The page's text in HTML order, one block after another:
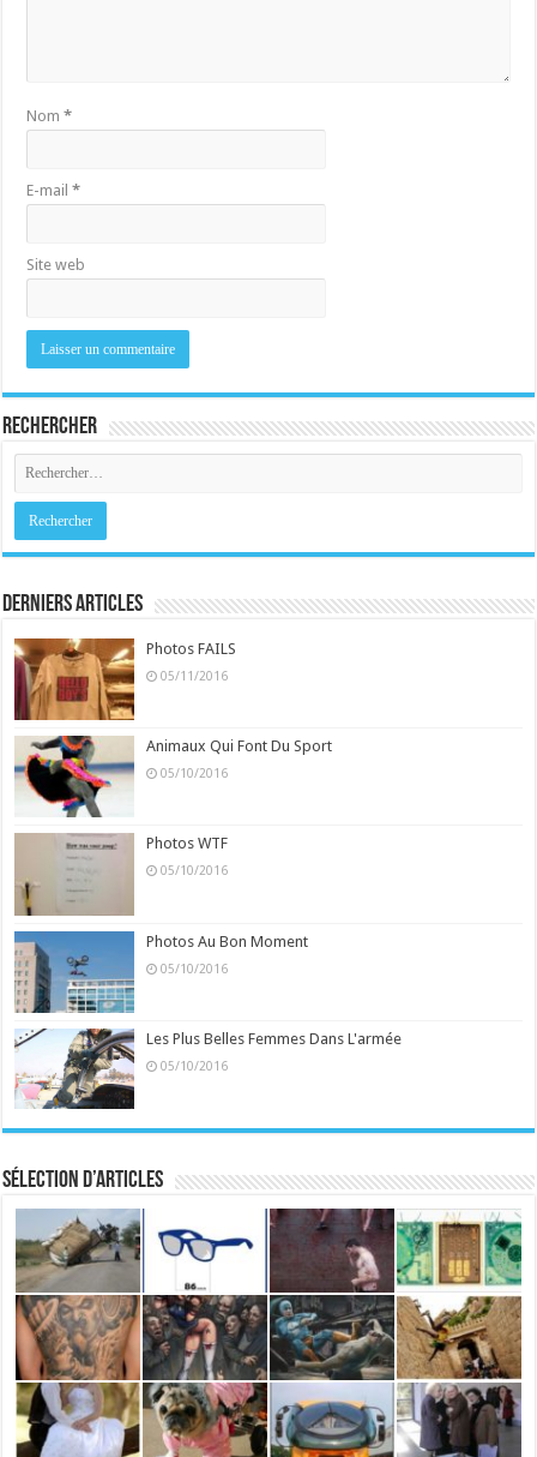
Nom*
E-mail*
Site web
Rechercher
Derniers Articles
Photos FAILS
05/11/2016
Animaux Qui Font Du Sport
05/10/2016
Photos WTF
05/10/2016
Photos Au Bon Moment
05/10/2016
Les Plus Belles Femmes Dans L'armée
05/10/2016
Sélection d’articles